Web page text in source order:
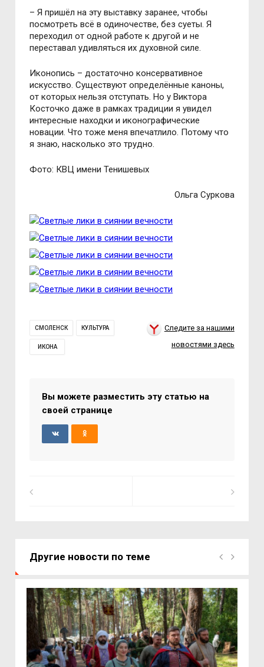
– Я пришёл на эту выставку заранее, чтобы
посмотреть всё в одиночестве, без суеты. Я
переходил от одной работе к другой и не
переставал удивляться их духовной силе.
Иконопись – достаточно консервативное
искусство. Существуют определённые каноны,
от которых нельзя отступать. Но у Виктора
Косточко даже в рамках традиции я увидел
интересные находки и иконографические
новации. Что тоже меня впечатлило. Потому что
я знаю, насколько это трудно.
Фото: КВЦ имени Тенишевых
Ольга Суркова
СМОЛЕНСК КУЛЬТУРА
ИКОНА
Следите за нашими
новостями здесь
Вы можете разместить эту статью на
своей странице
Другие новости по теме